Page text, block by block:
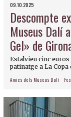
09.10.2025
Descompte
Museus Dalí
Gel» de
Estalvieu cinc
patinatge a La
Amics dels Museus Dalí